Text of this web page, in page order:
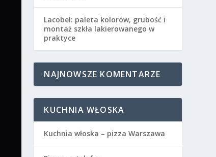
Lacobel: paleta kolorów, grubość i
montaż szkła lakierowanego w
praktyce
NAJNOWSZE KOMENTARZE
KUCHNIA WŁOSKA
Kuchnia włoska – pizza Warszawa